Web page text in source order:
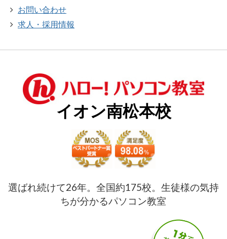
お問い合わせ
求人・採用情報
イオン南松本校
選ばれ続けて26年。全国約175校。生徒様の気持
ちが分かるパソコン教室